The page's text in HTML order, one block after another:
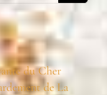
du Cher
de La